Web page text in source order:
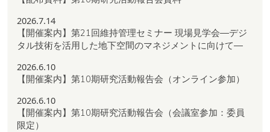
2026.7.14
【開催案内】第21回維持管理セミナー 現場見学会―デジ
タル技術を活用した地下空間のマネジメントに向けて―
2026.6.10
【開催案内】第10期研究活動報告会（オンライン参加）
2026.6.10
【開催案内】第10期研究活動報告会（会議室参加：委員
限定）